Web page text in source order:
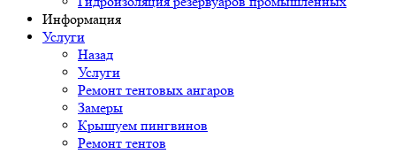
Информация
Услуги
Назад
Услуги
Ремонт тентовых ангаров
Замеры
Крышуем пингвинов
Ремонт тентов